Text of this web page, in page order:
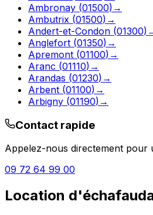
Ambronay (01500) →
Ambutrix (01500) →
Andert-et-Condon (01300)
Anglefort (01350) →
Apremont (01100) →
Aranc (01110) →
Arandas (01230) →
Arbent (01100) →
Arbigny (01190) →
Contact rapide
Appelez-nous directement pour
09 72 64 99 00
Location